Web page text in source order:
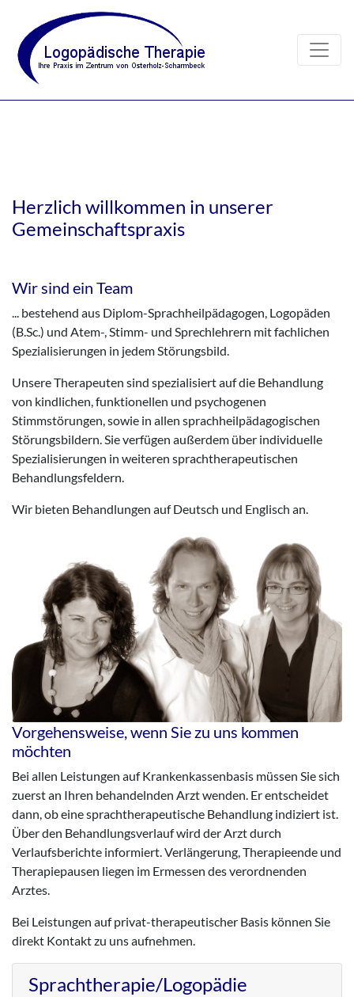
Herzlich willkommen in unserer
Gemeinschaftspraxis
Wir sind ein Team
... bestehend aus Diplom-Sprachheilpädagogen, Logopäden
(B.Sc.) und Atem-, Stimm- und Sprechlehrern mit fachlichen
Spezialisierungen in jedem Störungsbild.
Unsere Therapeuten sind spezialisiert auf die Behandlung
von kindlichen, funktionellen und psychogenen
Stimmstörungen, sowie in allen sprachheilpädagogischen
Störungsbildern. Sie verfügen außerdem über individuelle
Spezialisierungen in weiteren sprachtherapeutischen
Behandlungsfeldern.
Wir bieten Behandlungen auf Deutsch und Englisch an.
Vorgehensweise, wenn Sie zu uns kommen
möchten
Bei allen Leistungen auf Krankenkassenbasis müssen Sie sich
zuerst an Ihren behandelnden Arzt wenden. Er entscheidet
dann, ob eine sprachtherapeutische Behandlung indiziert ist.
Über den Behandlungsverlauf wird der Arzt durch
Verlaufsberichte informiert. Verlängerung, Therapieende und
Therapiepausen liegen im Ermessen des verordnenden
Arztes.
Bei Leistungen auf privat-therapeutischer Basis können Sie
direkt Kontakt zu uns aufnehmen.
Sprachtherapie/Logopädie